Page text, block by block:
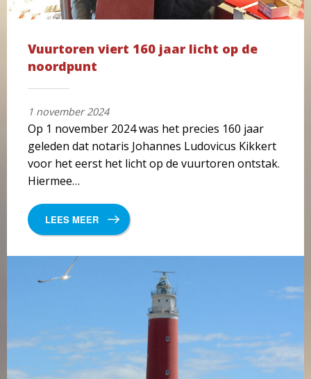
Vuurtoren viert 160 jaar licht op de
noordpunt
1 november 2024
Op 1 november 2024 was het precies 160 jaar
geleden dat notaris Johannes Ludovicus Kikkert
voor het eerst het licht op de vuurtoren ontstak.
Hiermee…
LEES MEER